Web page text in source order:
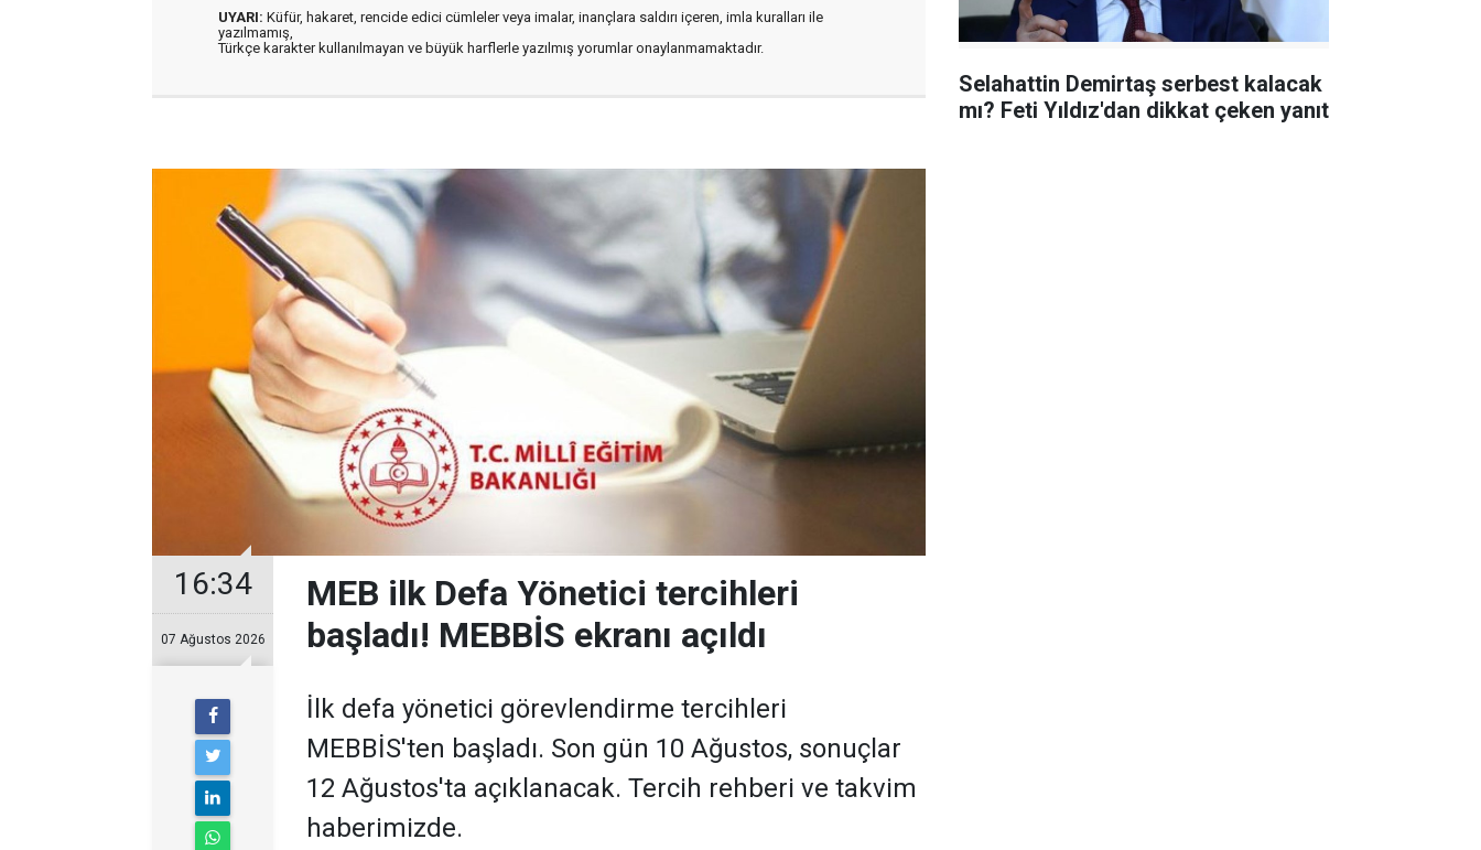
UYARI: Küfür, hakaret, rencide edici cümleler veya imalar, inançlara saldırı içeren, imla kuralları ile
yazılmamış,
Türkçe karakter kullanılmayan ve büyük harflerle yazılmış yorumlar onaylanmamaktadır.
16:34
07 Ağustos 2026
MEB ilk Defa Yönetici tercihleri
başladı! MEBBİS ekranı açıldı
İlk defa yönetici görevlendirme tercihleri
MEBBİS'ten başladı. Son gün 10 Ağustos, sonuçlar
12 Ağustos'ta açıklanacak. Tercih rehberi ve takvim
haberimizde.
Selahattin Demirtaş serbest kalacak
mı? Feti Yıldız'dan dikkat çeken yanıt